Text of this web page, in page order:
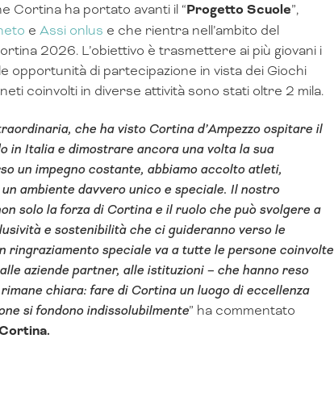
Cortina ha portato avanti il “Progetto Scuole”,
e Assi onlus e che rientra nell’ambito del
2026. L’obiettivo è trasmettere ai più giovani i
opportunità di partecipazione in vista dei Giochi
coinvolti in diverse attività sono stati oltre 2 mila.
che ha visto Cortina d’Ampezzo ospitare il
in Italia e dimostrare ancora una volta la sua
un impegno costante, abbiamo accolto atleti,
ambiente davvero unico e speciale. Il nostro
solo la forza di Cortina e il ruolo che può svolgere a
e sostenibilità che ci guideranno verso le
speciale va a tutte le persone coinvolte
aziende partner, alle istituzioni – che hanno reso
chiara: fare di Cortina un luogo di eccellenza
si fondono indissolubilmente” ha commentato